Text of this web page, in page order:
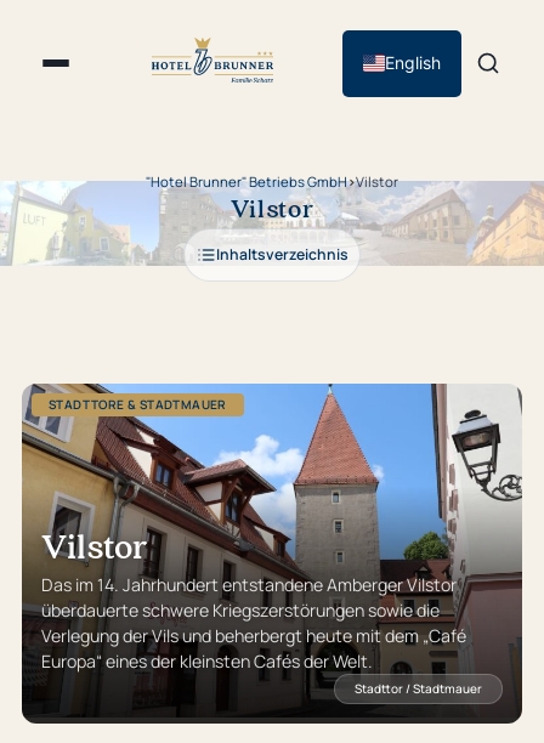
English
"Hotel Brunner" Betriebs GmbH›Vilstor
Vilstor
Inhaltsverzeichnis
STADTTORE & STADTMAUER
Vilstor
Das im 14. Jahrhundert entstandene Amberger Vilstor
überdauerte schwere Kriegszerstörungen sowie die
Verlegung der Vils und beherbergt heute mit dem „Café
Europa“ eines der kleinsten Cafés der Welt.
Stadttor / Stadtmauer